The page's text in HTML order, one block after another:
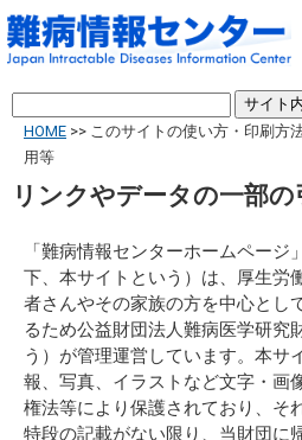
HOME >> このサイトの使い方・印刷方
用等
リンクやデータの一部の
「難病情報センターホームページ
下、本サイトという）は、厚生労
者さんやその家族の方を中心とし
るため公益財団法人難病医学研究
う）が管理運営しています。本サ
報、写真、イラストなど文字・画
権法等により保護されており、そ
特段の記載がない限り、当財団に